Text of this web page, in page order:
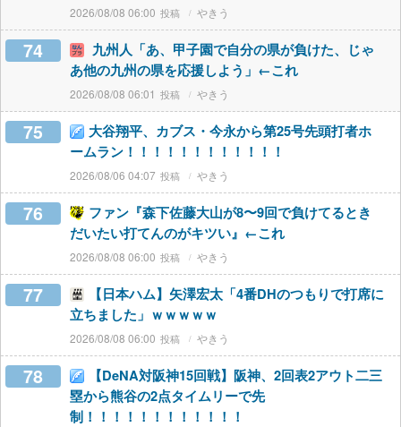
2026/08/08 06:00 やきう
74
九州人「あ、甲子園で自分の県が負けた、じゃ
あ他の九州の県を応援しよう」←これ
2026/08/08 06:01 やきう
75
大谷翔平、カブス・今永から第25号先頭打者ホ
ームラン！！！！！！！！！！！！
2026/08/06 04:07 やきう
76
ファン『森下佐藤大山が8〜9回で負けてるとき
だいたい打てんのがキツい』←これ
2026/08/08 06:00 やきう
77
【日本ハム】矢澤宏太「4番DHのつもりで打席に
立ちました」ｗｗｗｗｗ
2026/08/08 06:00 やきう
78
【DeNA対阪神15回戦】阪神、2回表2アウト二三
塁から熊谷の2点タイムリーで先
制！！！！！！！！！！！！